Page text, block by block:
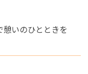
憩いのひとときを